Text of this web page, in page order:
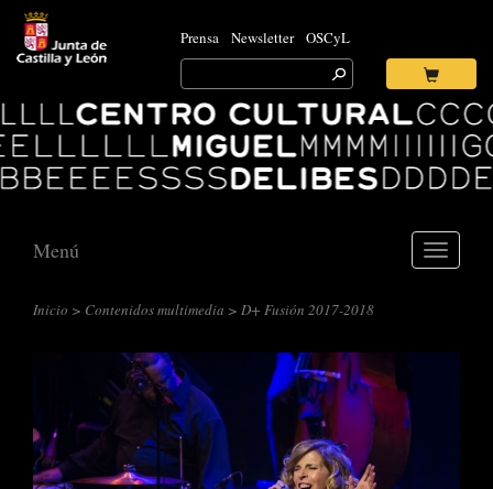
Prensa Newsletter OSCyL
Search
for:
Ok
Centro
Cultural
Miguel
Delibes
Toggle
Menú
Inicio > Contenidos multimedia > D+ Fusión 2017-2018